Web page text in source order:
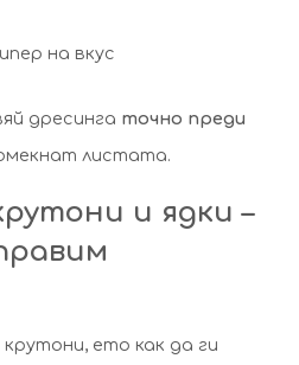
на вкус
дресинга точно преди
листата.
и ядки –
ето как да ги